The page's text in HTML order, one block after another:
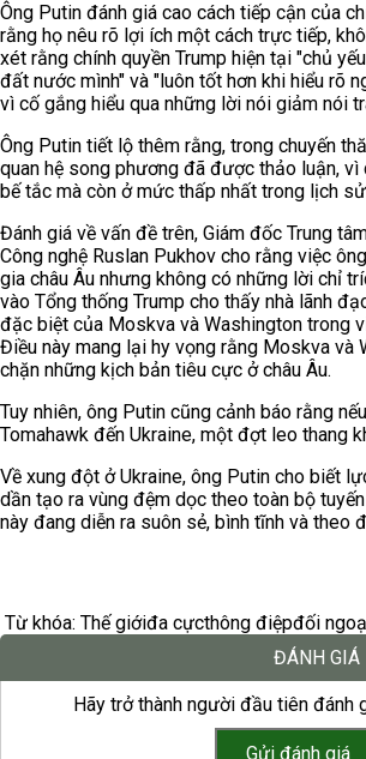
Ông Putin đánh giá cao cách tiếp cận của
rằng họ nêu rõ lợi ích một cách trực tiếp,
xét rằng chính quyền Trump hiện tại "chủ
đất nước mình" và "luôn tốt hơn khi hiểu rõ
vì cố gắng hiểu qua những lời nói giảm nói
Ông Putin tiết lộ thêm rằng, trong chuyến
quan hệ song phương đã được thảo luận, vì
bế tắc mà còn ở mức thấp nhất trong lịch
Đánh giá về vấn đề trên, Giám đốc Trung
Công nghệ Ruslan Pukhov cho rằng việc
gia châu Âu nhưng không có những lời chỉ
vào Tổng thống Trump cho thấy nhà lãnh
đặc biệt của Moskva và Washington trong
Điều này mang lại hy vọng rằng Moskva và
chặn những kịch bản tiêu cực ở châu Âu.
Tuy nhiên, ông Putin cũng cảnh báo rằng
Tomahawk đến Ukraine, một đợt leo thang
Về xung đột ở Ukraine, ông Putin cho biết
dần tạo ra vùng đệm dọc theo toàn bộ
này đang diễn ra suôn sẻ, bình tĩnh và theo
Từ khóa: Thế giớiđa cựcthông điệpđối
ĐÁNH GIÁ
Hãy trở thành người đầu tiên đánh